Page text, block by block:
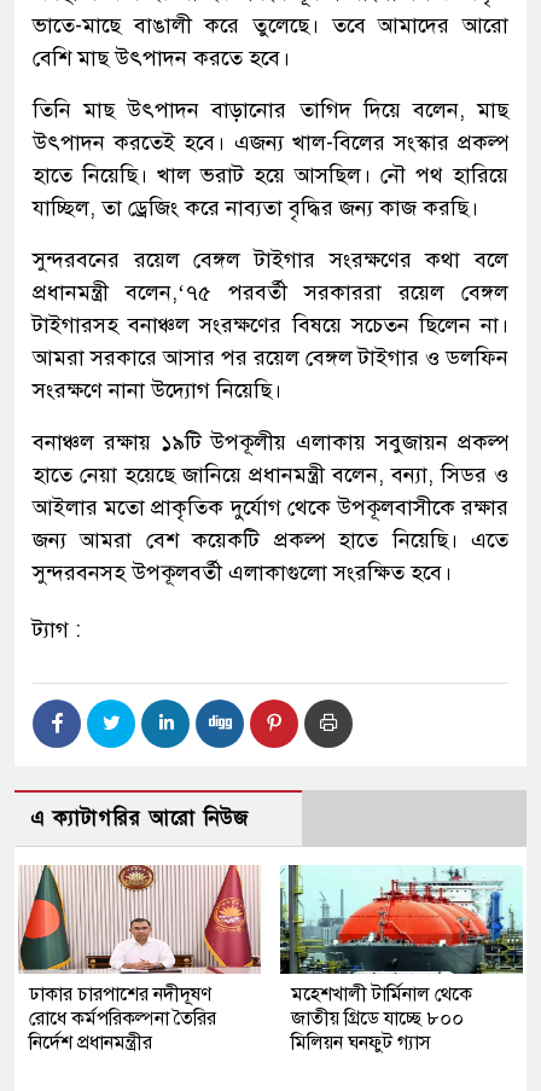
ভাতে-মাছে বাঙালী করে তুলেছে। তবে আমাদের আরো
বেশি মাছ উৎপাদন করতে হবে।
তিনি মাছ উৎপাদন বাড়ানোর তাগিদ দিয়ে বলেন, মাছ
উৎপাদন করতেই হবে। এজন্য খাল-বিলের সংস্কার প্রকল্প
হাতে নিয়েছি। খাল ভরাট হয়ে আসছিল। নৌ পথ হারিয়ে
যাচ্ছিল, তা ড্রেজিং করে নাব্যতা বৃদ্ধির জন্য কাজ করছি।
সুন্দরবনের রয়েল বেঙ্গল টাইগার সংরক্ষণের কথা বলে
প্রধানমন্ত্রী বলেন,‘৭৫ পরবর্তী সরকাররা রয়েল বেঙ্গল
টাইগারসহ বনাঞ্চল সংরক্ষণের বিষয়ে সচেতন ছিলেন না।
আমরা সরকারে আসার পর রয়েল বেঙ্গল টাইগার ও ডলফিন
সংরক্ষণে নানা উদ্যোগ নিয়েছি।
বনাঞ্চল রক্ষায় ১৯টি উপকূলীয় এলাকায় সবুজায়ন প্রকল্প
হাতে নেয়া হয়েছে জানিয়ে প্রধানমন্ত্রী বলেন, বন্যা, সিডর ও
আইলার মতো প্রাকৃতিক দুর্যোগ থেকে উপকূলবাসীকে রক্ষার
জন্য আমরা বেশ কয়েকটি প্রকল্প হাতে নিয়েছি। এতে
সুন্দরবনসহ উপকূলবর্তী এলাকাগুলো সংরক্ষিত হবে।
ট্যাগ :
এ ক্যাটাগরির আরো নিউজ
ঢাকার চারপাশের নদীদূষণ
রোধে কর্মপরিকল্পনা তৈরির
নির্দেশ প্রধানমন্ত্রীর
মহেশখালী টার্মিনাল থেকে
জাতীয় গ্রিডে যাচ্ছে ৮০০
মিলিয়ন ঘনফুট গ্যাস